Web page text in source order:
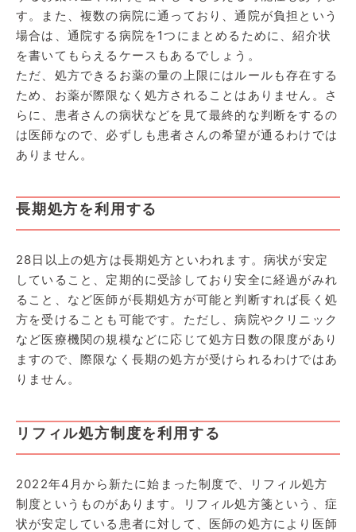
す。また、複数の病院に通っており、通院が負担という
場合は、通院する病院を1つにまとめるために、紹介状
を書いてもらえるケースもあるでしょう。
ただ、処方できるお薬の量の上限にはルールも存在する
ため、お薬が際限なく処方されることはありません。さ
らに、患者さんの病状などを見て最終的な判断をするの
は医師なので、必ずしも患者さんの希望が通るわけでは
ありません。
長期処方を利用する
28日以上の処方は長期処方といわれます。病状が安定
していること、定期的に受診しており安全に経過がみれ
ること、など医師が長期処方が可能と判断すれば長く処
方を受けることも可能です。ただし、病院やクリニック
など医療機関の規模などに応じて処方日数の限度があり
ますので、際限なく長期の処方が受けられるわけではあ
りません。
リフィル処方制度を利用する
2022年4月から新たに始まった制度で、リフィル処方
制度というものがあります。リフィル処方箋という、症
状が安定している患者に対して、医師の処方により医師